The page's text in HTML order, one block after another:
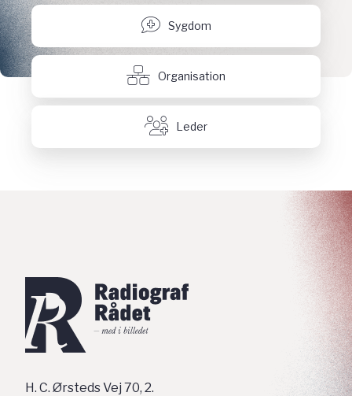
Sygdom
Organisation
Leder
H. C. Ørsteds Vej 70, 2.